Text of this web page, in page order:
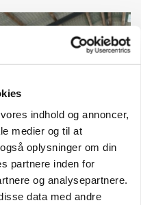
indhold og annoncer,
medier og til at
oplysninger om din
partnere inden for
og analysepartnere.
data med andre
og